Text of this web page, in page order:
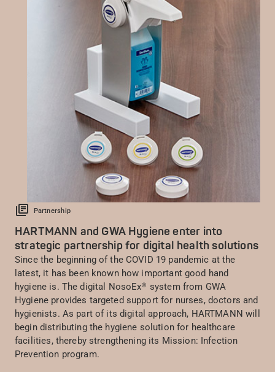
Partnership
HARTMANN and GWA Hygiene enter into
strategic partnership for digital health solutions
Since the beginning of the COVID 19 pandemic at the
latest, it has been known how important good hand
hygiene is. The digital NosoEx® system from GWA
Hygiene provides targeted support for nurses, doctors and
hygienists. As part of its digital approach, HARTMANN will
begin distributing the hygiene solution for healthcare
facilities, thereby strengthening its Mission: Infection
Prevention program.